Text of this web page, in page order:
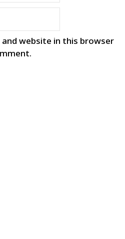
and website in this browser